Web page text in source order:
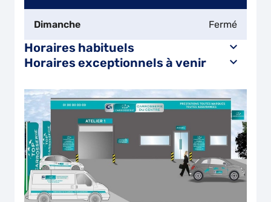
Dimanche Fermé
Horaires habituels
Horaires exceptionnels à venir